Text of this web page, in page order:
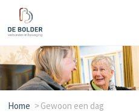
Home Gewoon een dag